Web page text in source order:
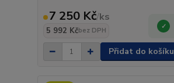
7 250 Kč/ks
5 992 Kčbez DPH
Přidat do košíku